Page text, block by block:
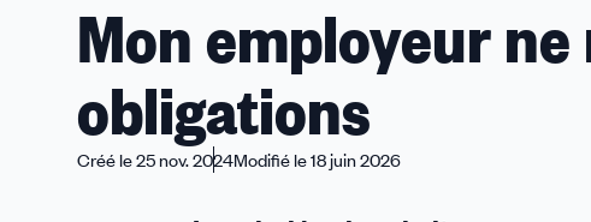
êtes
ici
employeur
ne
pas
obligations
Mon employeur ne
obligations
Créé le 25 nov. 2024Modifié le 18 juin 2026